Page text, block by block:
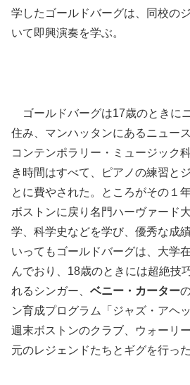
学したゴールドバーグは、同校の
いて即興演奏を学ぶ。
ゴールドバーグは17歳のときに
住み、マンハッタンにあるニュー
コンテンポラリー・ミュージック
き時間はすべて、ピアノの練習と
とに費やされた。ところがその１
ボストンに戻り名門ハーヴァード
学、科学史などを学び、優秀な成
いってもゴールドバーグは、大学
んでおり、18歳のときには超絶技
れるシンガー、 ベニー・カーター
ン育成プログラム「ジャズ・アヘ
週末ボストンのクラブ、ウォーリ
元のレジェンドたちとギグを行っ